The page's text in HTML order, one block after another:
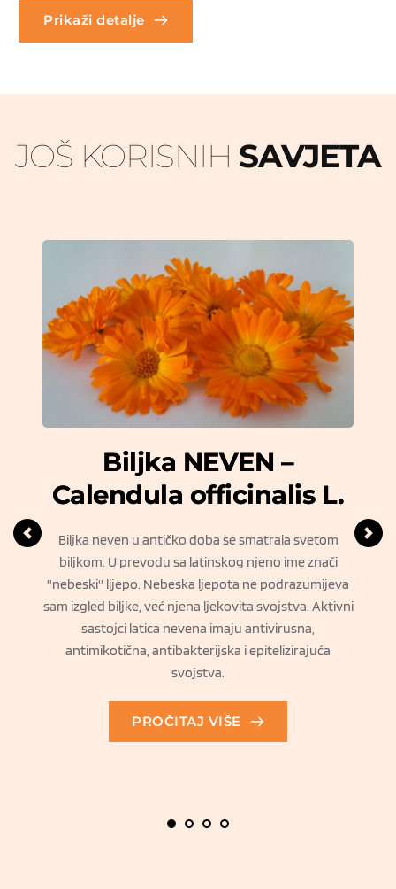
Prikaži detalje
JOŠ KORISNIH SAVJETA
Biljka NEVEN –
Calendula officinalis L.
Biljka neven u antičko doba se smatrala svetom
biljkom. U prevodu sa latinskog njeno ime znači
''nebeski'' lijepo. Nebeska ljepota ne podrazumijeva
sam izgled biljke, već njena ljekovita svojstva. Aktivni
sastojci latica nevena imaju antivirusna,
antimikotična, antibakterijska i epitelizirajuća
svojstva.
PROČITAJ VIŠE